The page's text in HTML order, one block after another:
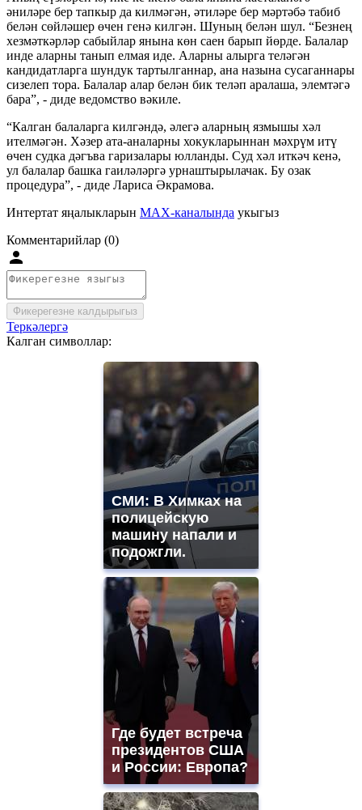
әниләре бер тапкыр да килмәгән, әтиләре бер мәртәбә табиб
белән сөйләшер өчен генә килгән. Шуның белән шул. “Безнең
хезмәткәрләр сабыйлар янына көн саен барып йөрде. Балалар
инде аларны танып елмая иде. Аларны алырга теләгән
кандидатларга шундук тартылганнар, ана назына сусаганнары
сизелеп тора. Балалар алар белән бик теләп аралаша, элемтәгә
бара”, - диде ведомство вәкиле.
“Калган балаларга килгәндә, әлегә аларның язмышы хәл
ителмәгән. Хәзер ата-аналарны хокукларыннан мәхрүм итү
өчен судка дәгъва гаризалары юлланды. Суд хәл иткәч кенә,
ул балалар башка гаиләләргә урнаштырылачак. Бу озак
процедура”, - диде Лариса Әкрамова.
Интертат яңалыкларын MAX-каналында укыгыз
Комментарийлар (0)
Фикерегезне калдырыгыз
Теркәлергә
Калган символлар:
СМИ: В Химках на
полицейскую
машину напали и
подожгли.
Где будет встреча
президентов США
и России: Европа?